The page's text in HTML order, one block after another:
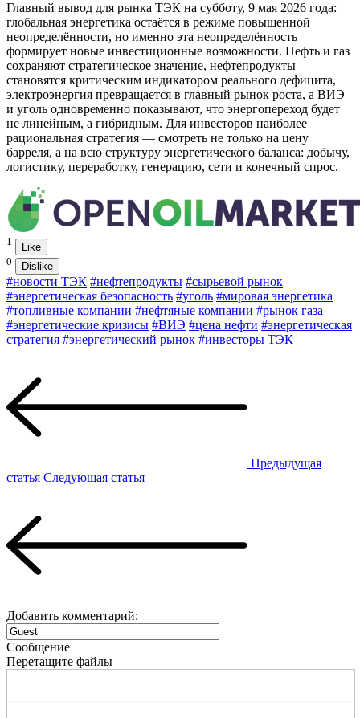
Главный вывод для рынка ТЭК на субботу, 9 мая 2026 года:
глобальная энергетика остаётся в режиме повышенной
неопределённости, но именно эта неопределённость
формирует новые инвестиционные возможности. Нефть и газ
сохраняют стратегическое значение, нефтепродукты
становятся критическим индикатором реального дефицита,
электроэнергия превращается в главный рынок роста, а ВИЭ
и уголь одновременно показывают, что энергопереход будет
не линейным, а гибридным. Для инвесторов наиболее
рациональная стратегия — смотреть не только на цену
барреля, а на всю структуру энергетического баланса: добычу,
логистику, переработку, генерацию, сети и конечный спрос.
1
Like
0
Dislike
#новости ТЭК #нефтепродукты #сырьевой рынок
#энергетическая безопасность #уголь #мировая энергетика
#топливные компании #нефтяные компании #рынок газа
#энергетические кризисы #ВИЭ #цена нефти #энергетическая
стратегия #энергетический рынок #инвесторы ТЭК
Предыдущая
статья Следующая статья
Добавить комментарий:
Сообщение
Перетащите файлы